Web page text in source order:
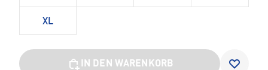
XL
IN DEN WARENKORB